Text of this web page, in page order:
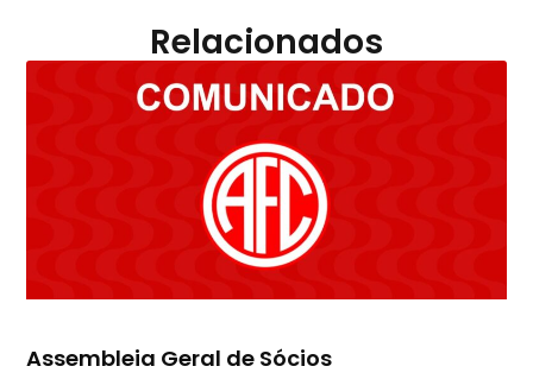
Relacionados
Assembleia Geral de Sócios